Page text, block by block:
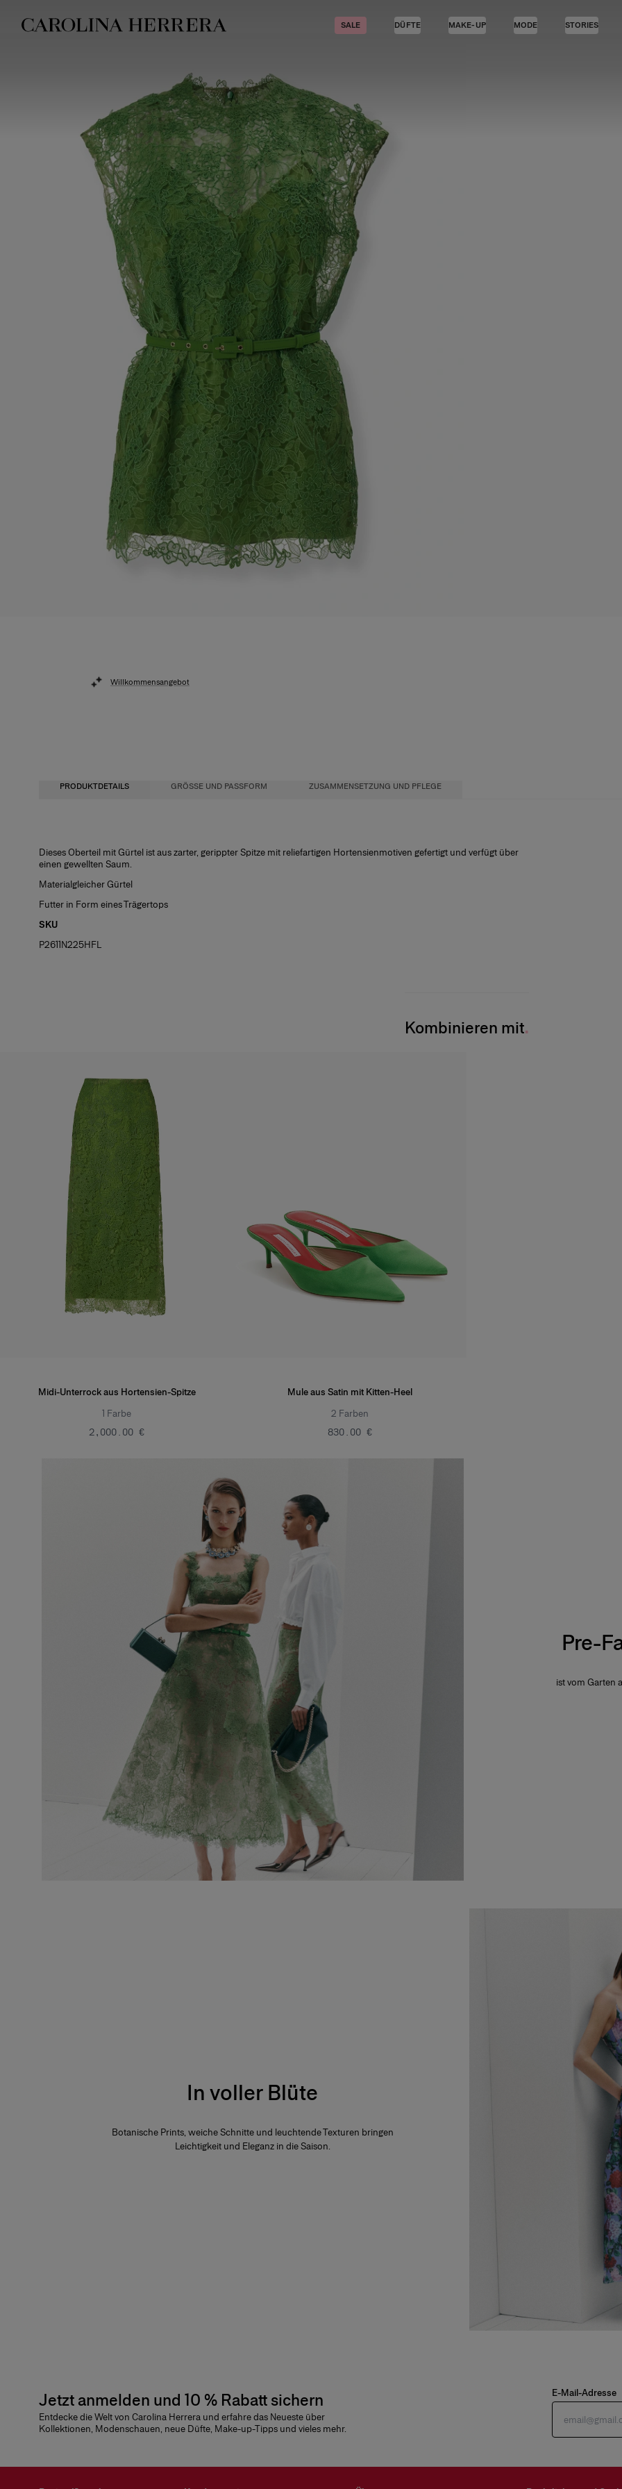
Erklärung zur Barrierefreiheit (Link)
SALE DÜFTE MAKE-UP MODE STORIES
Willkommensangebot
PRODUKTDETAILS GRÖSSE UND PASSFORM ZUSAMMENSETZUNG UND PFLEGE
Dieses Oberteil mit Gürtel ist aus zarter, gerippter Spitze mit reliefartigen Hortensienmotiven gefertigt und verfügt über
einen gewellten Saum.
Materialgleicher Gürtel
Futter in Form eines Trägertops
SKU
P2611N225HFL
Leicht übergroße Passform
Das Model ist 179 cm groß und trägt US-Größe 2
100 % Viskose
Waschanleitung
Nur chemische Reinigung
Kombinieren mit
Midi-Unterrock aus Hortensien-Spitze
1 Farbe
‌2,000.00 €
Mule aus Satin mit Kitten-Heel
2 Farben
‌830.00 €
Pre-
ist vom Garten
In voller Blüte
Botanische Prints, weiche Schnitte und leuchtende Texturen bringen
Leichtigkeit und Eleganz in die Saison.
Jetzt anmelden und 10 % Rabatt sichern
Entdecke die Welt von Carolina Herrera und erfahre das Neueste über
Kollektionen, Modenschauen, neue Düfte, Make-up-Tipps und vieles mehr.
E-Mail-Adresse